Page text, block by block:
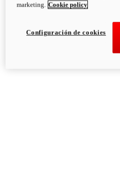
marketing. Cookie policy
Configuración de cookies